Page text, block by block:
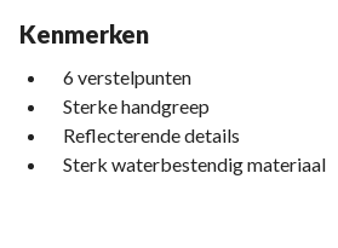
Kenmerken
6 verstelpunten
Sterke handgreep
Reflecterende details
Sterk waterbestendig materiaal